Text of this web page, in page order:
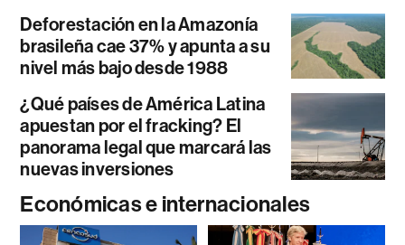
Deforestación en la Amazonía
brasileña cae 37% y apunta a su
nivel más bajo desde 1988
¿Qué países de América Latina
apuestan por el fracking? El
panorama legal que marcará las
nuevas inversiones
Económicas e internacionales